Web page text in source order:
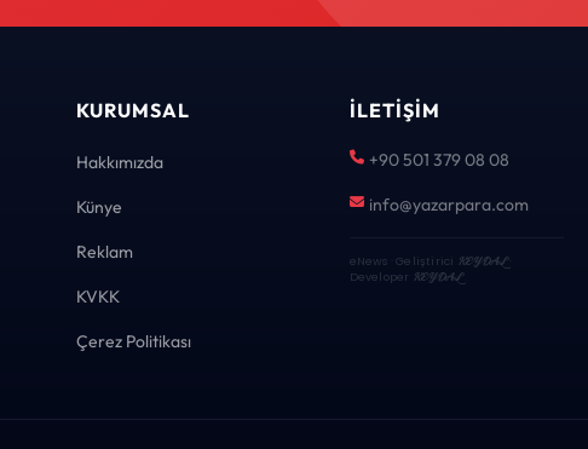
KURUMSAL
Hakkımızda
Künye
Reklam
KVKK
Çerez Politikası
İLETIŞIM
+90 501 379 08 08
info@yazarpara.com
eNews · Geliştirici KEYDAL·
Developer KEYDAL